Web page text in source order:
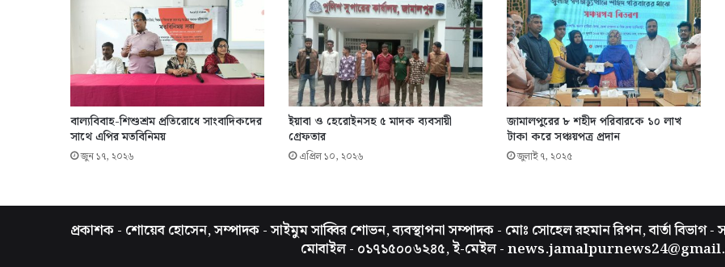
বাল্যবিবাহ-শিশুশ্রম প্রতিরোধে সাংবাদিকদের
সাথে এপির মতবিনিময়
জুন ১৭, ২০২৬
ইয়াবা ও হেরোইনসহ ৫ মাদক ব্যবসায়ী
গ্রেফতার
এপ্রিল ১০, ২০২৬
জামালপুরের ৮ শহীদ পরিবারকে ১০ লাখ
টাকা করে সঞ্চয়পত্র প্রদান
জুলাই ৭, ২০২৫
প্রকাশক - শোয়েব হোসেন, সম্পাদক - সাইমুম সাব্বির শোভন, ব্যবস্থাপনা সম্পাদক - মোঃ সোহেল রহমান রিপন, বার্তা বিভাগ
মোবাইল - ০১৭১৫০০৬২৪৫, ই-মেইল -